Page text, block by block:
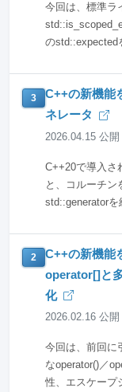
今回は、標準ラ
のstd::expected
3
C++の新機能
ネレータ
2026.04.15 公開
C++20で導入さ
と、コルーチン
std::generatorを
2
C++の新機能
operator[]と
化
2026.02.16 公開
今回は、前回に
なoperator()／
性、エスケープ